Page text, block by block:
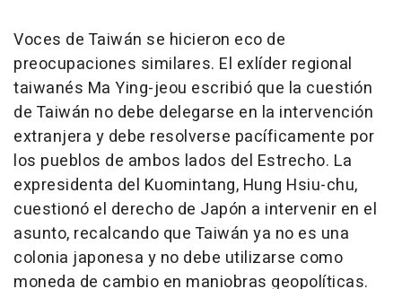
Voces de Taiwán se hicieron eco de
preocupaciones similares. El exlíder regional
taiwanés Ma Ying-jeou escribió que la cuestión
de Taiwán no debe delegarse en la intervención
extranjera y debe resolverse pacíficamente por
los pueblos de ambos lados del Estrecho. La
expresidenta del Kuomintang, Hung Hsiu-chu,
cuestionó el derecho de Japón a intervenir en el
asunto, recalcando que Taiwán ya no es una
colonia japonesa y no debe utilizarse como
moneda de cambio en maniobras geopolíticas.